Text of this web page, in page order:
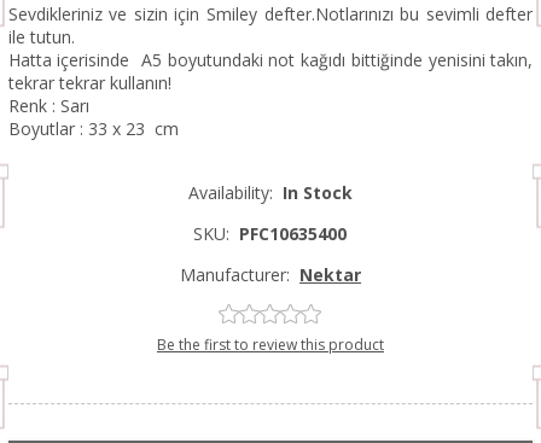
Sevdikleriniz ve sizin için Smiley defter.Notlarınızı bu sevimli defter
ile tutun.
Hatta içerisinde A5 boyutundaki not kağıdı bittiğinde yenisini takın,
tekrar tekrar kullanın!
Renk : Sarı
Boyutlar : 33 x 23 cm
Availability: In Stock
SKU: PFC10635400
Manufacturer: Nektar
Be the first to review this product